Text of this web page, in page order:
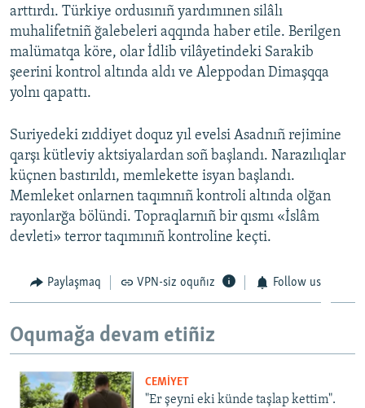
arttırdı. Türkiye ordusınıñ yardımınen silâlı
muhalifetniñ ğalebeleri aqqında haber etile. Berilgen
malümatqa köre, olar İdlib vilâyetindeki Sarakib
şeerini kontrol altında aldı ve Aleppodan Dimaşqqa
yolnı qapattı.
Suriyedeki zıddiyet doquz yıl evelsi Asadnıñ rejimine
qarşı kütleviy aktsiyalardan soñ başlandı. Narazılıqlar
küçnen bastırıldı, memlekette isyan başlandı.
Memleket onlarnen taqımnıñ kontroli altında olğan
rayonlarğa bölündi. Topraqlarnıñ bir qısmı «İslâm
devleti» terror taqımınıñ kontroline keçti.
Paylaşmaq VPN-siz oquñız Follow us
Oqumağa devam etiñiz
CEMİYET
"Er şeyni eki künde taşlap kettim".